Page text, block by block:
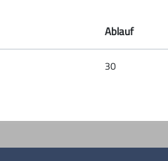
Kontakt
Ablauf
30